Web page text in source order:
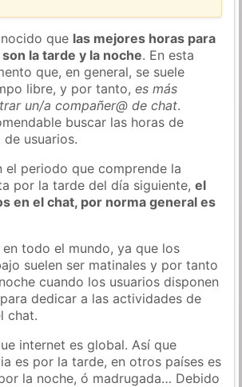
que las mejores horas para
la tarde y la noche. En esta
que, en general, se suele
libre, y por tanto,es más
un/a compañer@ de chat.
buscar las horas de
usuarios.
el periodo que comprende la
por la tarde del día siguiente,el
en el chat, por norma general es
todo el mundo, ya que los
suelen ser matinales y por tanto
cuando los usuarios disponen
dedicar a las actividades de
chat.
internet es global. Así que
es por la tarde, en otros países es
la noche, ó madrugada… Debido